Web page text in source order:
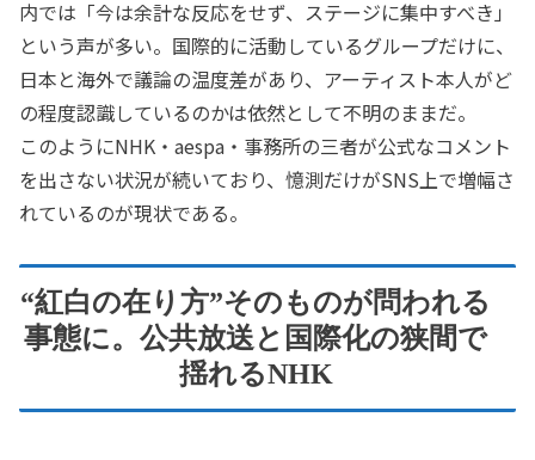
内では「今は余計な反応をせず、ステージに集中すべき」
という声が多い。国際的に活動しているグループだけに、
日本と海外で議論の温度差があり、アーティスト本人がど
の程度認識しているのかは依然として不明のままだ。
このようにNHK・aespa・事務所の三者が公式なコメント
を出さない状況が続いており、憶測だけがSNS上で増幅さ
れているのが現状である。
“紅白の在り方”そのものが問われる
事態に。公共放送と国際化の狭間で
揺れるNHK